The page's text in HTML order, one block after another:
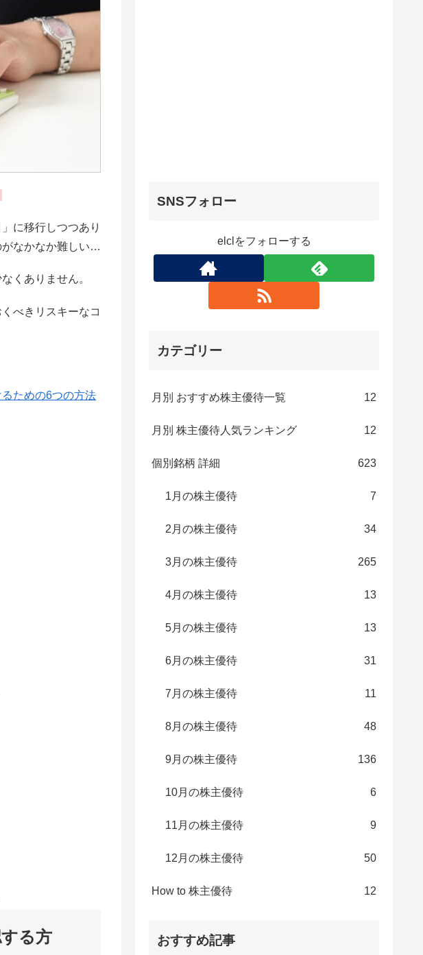
に移行しつつあり
がなかなか難しい…
くありません。
べきリスキーなコ
ための6つの方法
る方
SNSフォロー
elclをフォローする
カテゴリー
月別 おすすめ株主優待一覧 12
月別 株主優待人気ランキング 12
個別銘柄 詳細 623
1月の株主優待 7
2月の株主優待 34
3月の株主優待 265
4月の株主優待 13
5月の株主優待 13
6月の株主優待 31
7月の株主優待 11
8月の株主優待 48
9月の株主優待 136
10月の株主優待 6
11月の株主優待 9
12月の株主優待 50
How to 株主優待 12
おすすめ記事